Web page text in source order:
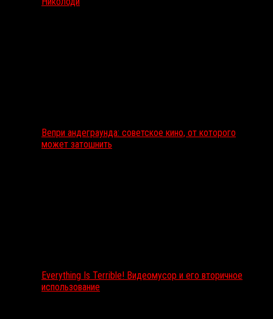
Вепри андеграунда: советское кино, от которого
может затошнить
Everything Is Terrible! Видеомусор и его вторичное
использование